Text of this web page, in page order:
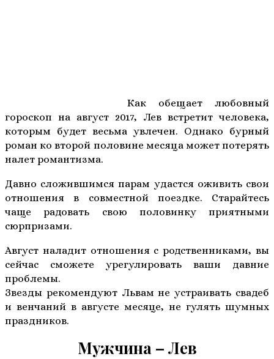
Как обещает любовный
гороскоп на август 2017, Лев встретит человека,
которым будет весьма увлечен. Однако бурный
роман ко второй половине месяца может потерять
налет романтизма.
Давно сложившимся парам удастся оживить свои
отношения в совместной поездке. Старайтесь
чаще радовать свою половинку приятными
сюрпризами.
Август наладит отношения с родственниками, вы
сейчас сможете урегулировать ваши давние
проблемы.
Звезды рекомендуют Львам не устраивать свадеб
и венчаний в августе месяце, не гулять шумных
праздников.
Мужчина – Лев